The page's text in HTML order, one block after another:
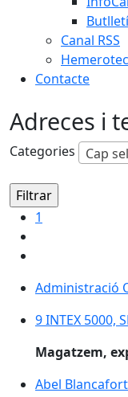
Canal RSS
Contacte
Adreces i
Categories Cap
1
Administració
Administració
9 INTEX 5000,
9 INTEX 5000,
Magatzem,
Abel
Abel